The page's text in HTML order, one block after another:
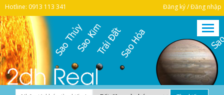
Hotline: 0913 113 341 Đăng ký / Đăng nhập